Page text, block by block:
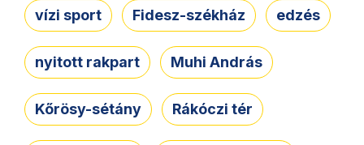
vízi sport Fidesz-székház edzés
nyitott rakpart Muhi András
Kőrösy-sétány Rákóczi tér